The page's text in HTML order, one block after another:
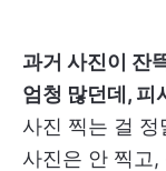
과거 사진이 잔
엄청 많던데, 피
사진 찍는 걸 정
사진은 안 찍고,